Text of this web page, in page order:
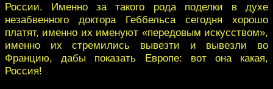
России. Именно за такого рода поделки в духе
незабвенного доктора Геббельса сегодня хорошо
платят, именно их именуют «передовым искусством»,
именно их стремились вывезти и вывезли во
Францию, дабы показать Европе: вот она какая,
Россия!